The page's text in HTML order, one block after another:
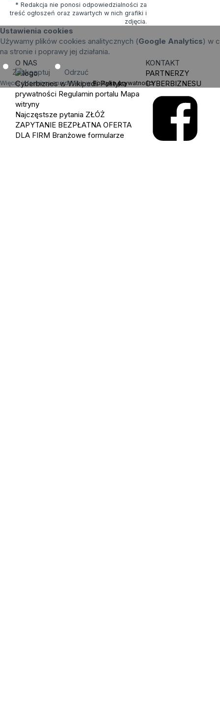
* Redakcja nie ponosi odpowiedzialności za
treść ogłoszeń oraz zawartych w nich grafiki i
zdjęcia.
Ustawienia cookies
Używamy plików cookies analitycznych (Google Analytics) w
na stronie i poprawy jej działania.
Zaakceptuj Odrzuć
Więcej informacji znajdziesz wPolityka prywatności.
O NAS
Cyberbiznes w Wikipedii Polityka
prywatności Regulamin portalu Mapa
witryny
Najczęstsze pytania ZŁÓŻ
ZAPYTANIE BEZPŁATNA OFERTA
DLA FIRM Branżowe formularze
KONTAKT
PARTNERZY
CYBERBIZNESU